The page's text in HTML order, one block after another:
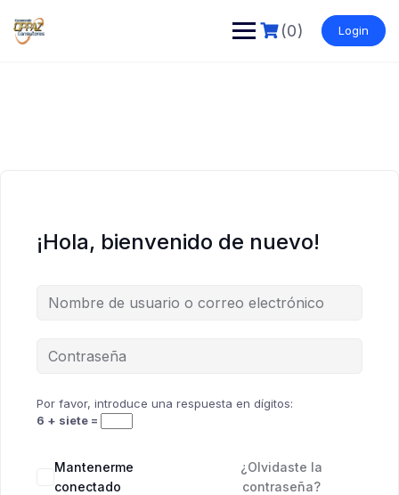
contenido
(0) Login
¡Hola, bienvenido de nuevo!
Por favor, introduce una respuesta en dígitos:
6 + siete =
Mantenerme
conectado
¿Olvidaste la
contraseña?